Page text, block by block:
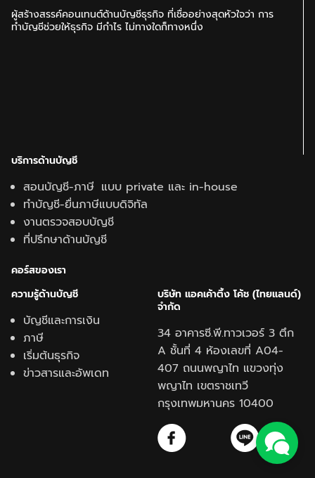
ผู้สร้างสรรค์คอนเทนต์ด้านบัญชีธุรกิจ ที่เชื่ออย่างสุดหัวใจว่า การ
ทำบัญชีช่วยให้ธุรกิจ มีกำไร ไม่ทางใดก็ทางหนึ่ง
บริการด้านบัญชี
สอนบัญชี-ภาษี แบบ private และ in-house
ทำบัญชี-ยื่นภาษีแบบดิจิทัล
งานตรวจสอบบัญชี
ที่ปรึกษาด้านบัญชี
คอร์สของเรา
ความรู้ด้านบัญชี
บัญชีและการเงิน
ภาษี
เริ่มต้นธุรกิจ
ข่าวสารและอัพเดท
บริษัท แอคเค้าติ้ง โค้ช (ไทยแลนด์)
จำกัด
34 อาคารซี.พี.ทาวเวอร์ 3 ตึก
A ชั้นที่ 4 ห้องเลขที่ A04-
407 ถนนพญาไท แขวงทุ่ง
พญาไท เขตราชเทวี
กรุงเทพมหานคร 10400